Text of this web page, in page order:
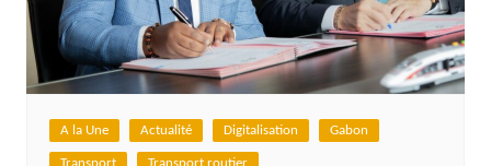
A la Une Actualité Digitalisation Gabon